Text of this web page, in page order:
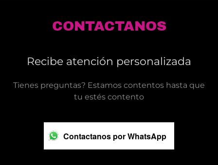
CONTACTANOS
Recibe atención personalizada
Tienes preguntas? Estamos contentos hasta que
tu estés contento
Contactanos por WhatsApp